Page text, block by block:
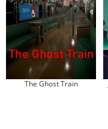
The Ghost Train